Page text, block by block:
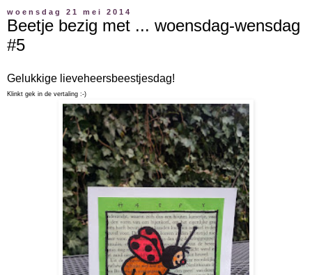
woensdag 21 mei 2014
Beetje bezig met ... woensdag-wensdag
#5
Gelukkige lieveheersbeestjesdag!
Klinkt gek in de vertaling :-)